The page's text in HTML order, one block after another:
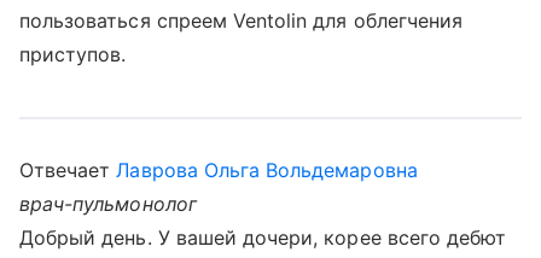
пользоваться спреем Ventolin для облегчения
приступов.
ОтвечаетЛаврова Ольга Вольдемаровна
врач-пульмонолог
Добрый день. У вашей дочери, корее всего дебют